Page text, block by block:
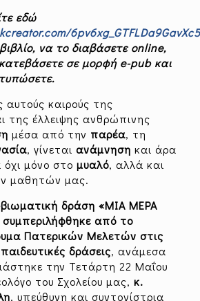
εδώ
να το διαβάσετε online,
σε μορφή e-pubκαι
αυτούς καιρούς της
της έλλειψης ανθρώπινης
μέσα από την παρέα, τη
, γίνεται ανάμνηση και άρα
όχι μόνο στο μυαλό, αλλά και
μαθητών μας.
βιωματική δράση «ΜΙΑ ΜΕΡΑ
από το
Πατερικών Μελετών στις
δράσεις, ανάμεσα
την Τετάρτη 22 Μαΐου
του Σχολείου μας, κ.
, υπεύθυνη και συντονίστρια